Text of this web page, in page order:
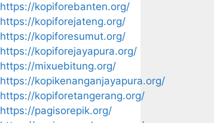
https://kopiforebanten.org/
https://kopiforejateng.org/
https://kopiforesumut.org/
https://kopiforejayapura.org/
https://mixuebitung.org/
https://kopikenanganjayapura.org/
https://kopiforetangerang.org/
https://pagisorepik.org/